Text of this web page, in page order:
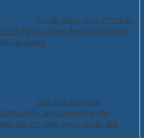
Tủ sắt Đăng Khoa TTL1245-
đựng hồ sơ bền đẹp, lưu trữ khoa
văn phòng
Bàn gỗ Đăng Khoa
ĐK – Bàn phòng họp phủ
sơn PU sang trọng và bền đẹp